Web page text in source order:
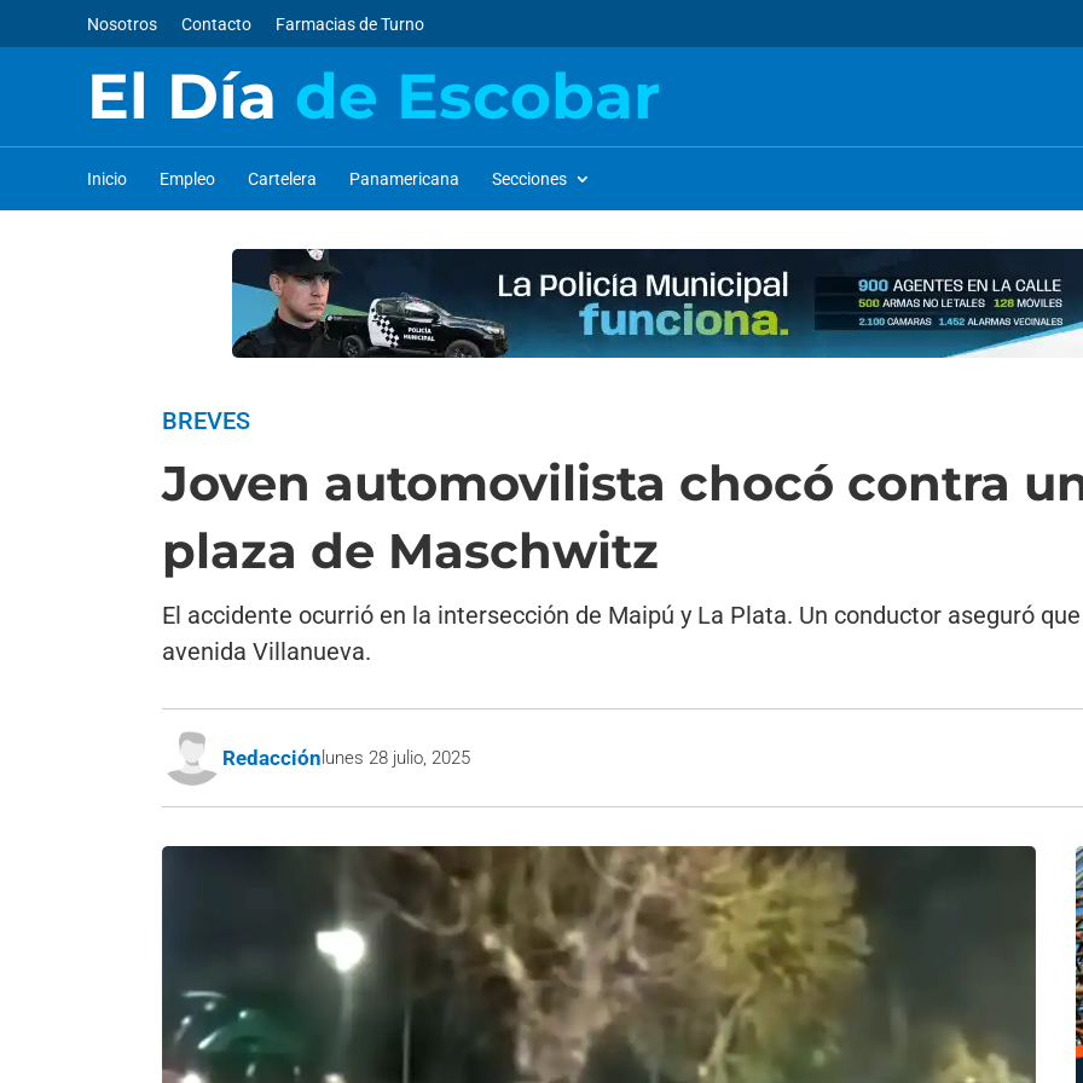
Nosotros Contacto Farmacias de Turno
El Día de Escobar
Inicio Empleo Cartelera Panamericana Secciones
BREVES
Joven automovilista chocó contra
plaza de Maschwitz
El accidente ocurrió en la intersección de Maipú y La Plata. Un conductor aseguró
avenida Villanueva.
Redacción lunes 28 julio, 2025